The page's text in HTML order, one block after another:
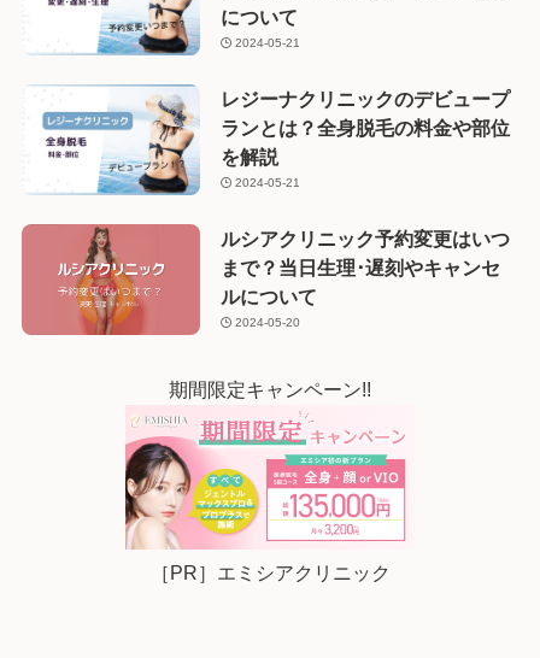
について
2024-05-21
レジーナクリニックのデビュープ
ランとは？全身脱毛の料金や部位
を解説
2024-05-21
ルシアクリニック予約変更はいつ
まで？当日生理･遅刻やキャンセ
ルについて
2024-05-20
期間限定キャンペーン!!
［PR］エミシアクリニック